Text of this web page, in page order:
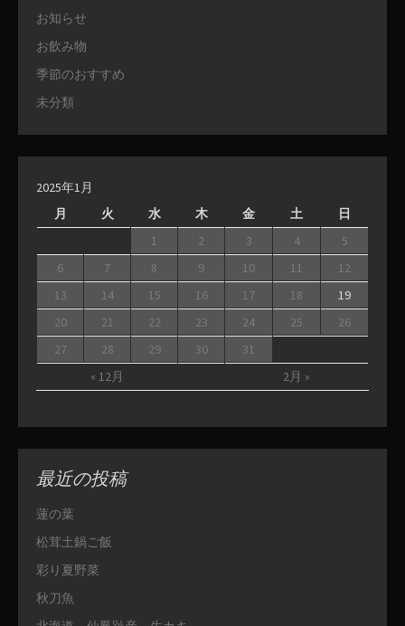
お知らせ
お飲み物
季節のおすすめ
未分類
2025年1月
月
火 水 木 金 土 日
« 12月 2月 »
1 2 3 4
5
6
7 8 9 10 11
12
13
14 15 16 17 18
19
20
21 22 23 24 25
26
27
28 29 30 31
最近の投稿
蓮の葉
松茸土鍋ご飯
彩り夏野菜
秋刀魚